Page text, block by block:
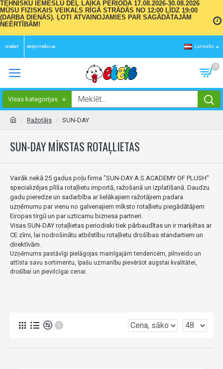
TEHNISKU IEMESLU DĒĻ LAIKA PERIODĀ 17.08.2026-30.08.2026
MŪSU FIZISKAIS VEIKALS RĪGĀ STRĀDĀS NO 12:00 LĪDZ 19:00
(DARBA DIENĀS). ĻOTI ATVAINOJAMIES PAR SAGĀDĀTAJĀM
NEĒRTĪBĀM!
IENĀKT REĢISTRĀCIJA LATVIEŠU
0
Visas kategorijas
Ražotājs SUN-DAY
SUN-DAY MĪKSTAS ROTAĻLIETAS
Vairāk nekā 25 gadus poļu firma "SUN-DAY A.S.ACADEMY OF PLUSH"
specializējas plīša rotaļlietu importā, ražošanā un izplatīšanā. Daudzu
gadu pieredze un sadarbība ar lielākajiem ražotājiem padara
uzņēmumu par vienu no galvenajiem mīksto rotaļlietu piegādātājiem
Eiropas tirgū un par uzticamu biznesa partneri.
Visas SUN-DAY rotaļlietas periodiski tiek pārbaudītas un ir marķētas ar
CE zīmi, lai nodrošinātu atbilstību rotaļlietu drošības standartiem un
direktīvām.
Uzņēmums pastāvīgi pielāgojas mainīgajām tendencēm, pilnveido un
attīsta savu sortimentu, īpašu uzmanību pievēršot augstai kvalitātei,
drošībai un pievilcīgai cenai.
0